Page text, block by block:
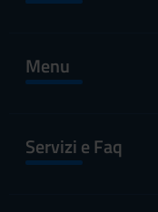
Menu
Servizi e Faq